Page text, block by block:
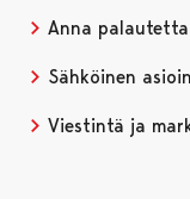
Anna palautetta
Sähköinen
Viestintä ja